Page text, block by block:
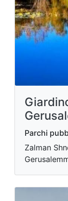
Parchi
Zalman